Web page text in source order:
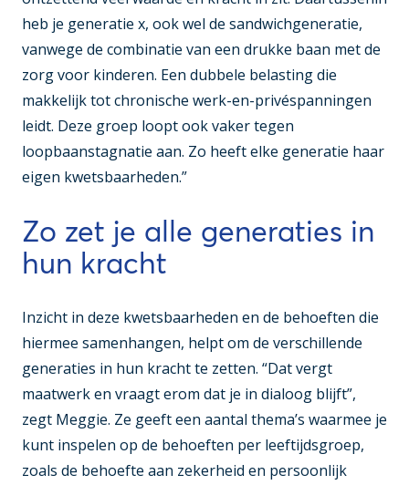
heb je generatie x, ook wel de sandwichgeneratie,
vanwege de combinatie van een drukke baan met de
zorg voor kinderen. Een dubbele belasting die
makkelijk tot chronische werk-en-privéspanningen
leidt. Deze groep loopt ook vaker tegen
loopbaanstagnatie aan. Zo heeft elke generatie haar
eigen kwetsbaarheden.”
Zo zet je alle generaties in
hun kracht
Inzicht in deze kwetsbaarheden en de behoeften die
hiermee samenhangen, helpt om de verschillende
generaties in hun kracht te zetten. “Dat vergt
maatwerk en vraagt erom dat je in dialoog blijft”,
zegt Meggie. Ze geeft een aantal thema’s waarmee je
kunt inspelen op de behoeften per leeftijdsgroep,
zoals de behoefte aan zekerheid en persoonlijk